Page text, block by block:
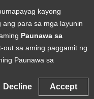
kayong
para sa mga layunin
Paunawa sa
out sa aming paggamit ng
Paunawa sa
Accept
Decline
noong 1991 sa
ng mga bagong